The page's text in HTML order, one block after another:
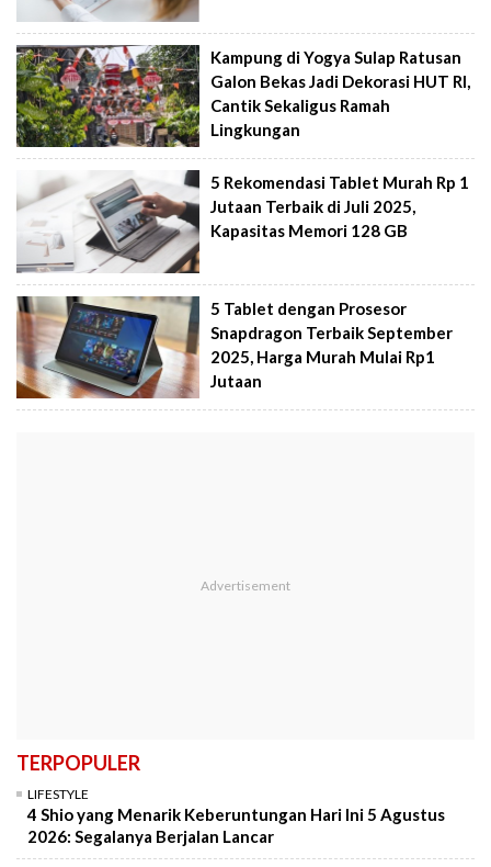
Kampung di Yogya Sulap Ratusan
Galon Bekas Jadi Dekorasi HUT RI,
Cantik Sekaligus Ramah
Lingkungan
5 Rekomendasi Tablet Murah Rp 1
Jutaan Terbaik di Juli 2025,
Kapasitas Memori 128 GB
5 Tablet dengan Prosesor
Snapdragon Terbaik September
2025, Harga Murah Mulai Rp1
Jutaan
TERPOPULER
LIFESTYLE
4 Shio yang Menarik Keberuntungan Hari Ini 5 Agustus
2026: Segalanya Berjalan Lancar